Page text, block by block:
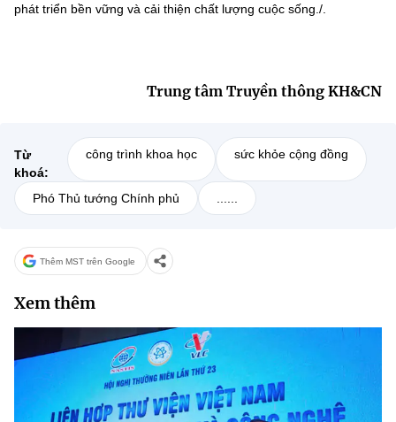
phát triển bền vững và cải thiện chất lượng cuộc sống./.
Trung tâm Truyền thông KH&CN
Từ
khoá:
công trình khoa học sức khỏe cộng đồng
Phó Thủ tướng Chính phủ ......
Thêm MST trên Google
Xem thêm